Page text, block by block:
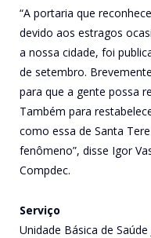
“A portaria que
devido aos estragos
a nossa cidade, foi
de setembro.
para que a gente possa
Também para
como essa de Santa
fenômeno”, disse Igor
Compdec.
Serviço
Unidade Básica de